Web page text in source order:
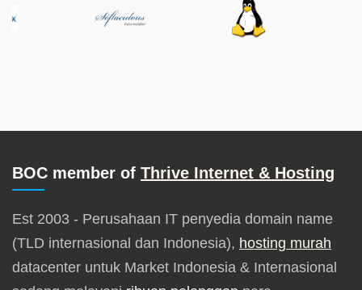
BOC member of Thrive Internet & Hosting
Est 2003 - Perusahaan IT penyedia domain name
(TLD internasional dan Indonesia), hosting murah
datacenter untuk Market Indonesia & Internasional